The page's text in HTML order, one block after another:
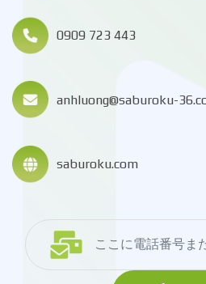
0909 723 443
anhluong@saburoku-
saburoku.com